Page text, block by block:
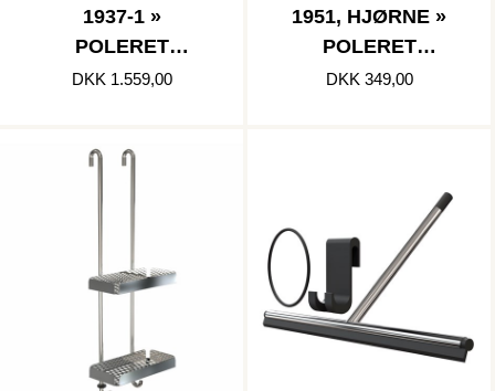
1937-1 »
POLERET
RUSTFRI
DKK 1.559,00
1951, HJØRNE »
POLERET
RUSTFRI
DKK 349,00